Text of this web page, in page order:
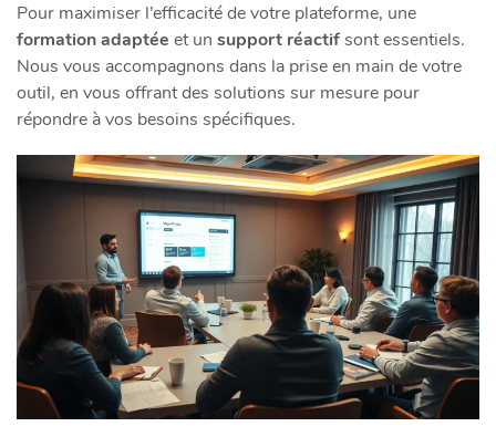
Pour maximiser l’efficacité de votre plateforme, une
formation adaptée et un support réactifsont essentiels.
Nous vous accompagnons dans la prise en main de votre
outil, en vous offrant des solutions sur mesure pour
répondre à vos besoins spécifiques.